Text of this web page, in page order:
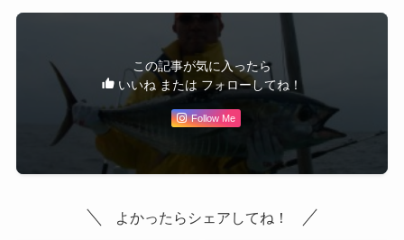
この記事が気に入ったら
いいね または フォローしてね！
Follow Me
よかったらシェアしてね！